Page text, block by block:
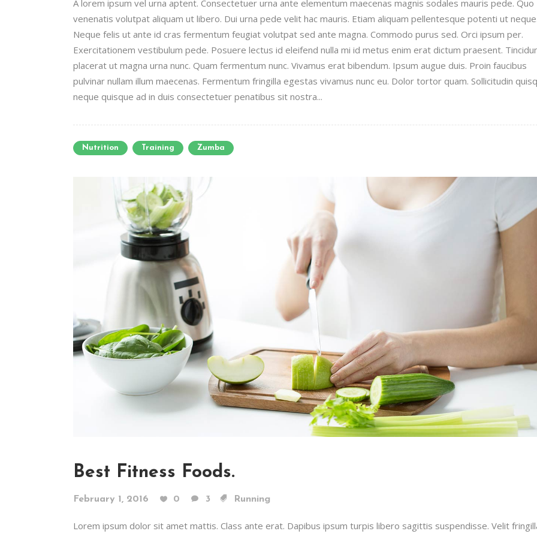
A lorem ipsum vel urna aptent. Consectetuer urna ante elementum maecenas magnis sodales mauris pede. Quo
venenatis volutpat aliquam ut libero. Dui urna pede velit hac mauris. Etiam aliquam pellentesque potenti ut
Neque felis ut ante id cras fermentum feugiat volutpat sed ante magna. Commodo purus sed. Orci ipsum per.
Exercitationem vestibulum pede. Posuere lectus id eleifend nulla mi id metus enim erat dictum praesent.
placerat ut magna urna nunc. Quam fermentum nunc. Vivamus erat bibendum. Ipsum augue duis. Proin faucibus
pulvinar nullam illum maecenas. Fermentum fringilla egestas vivamus nunc eu. Dolor tortor quam. Sollicitudin
neque quisque ad in duis consectetuer penatibus sit nostra...
Nutrition Training Zumba
Best Fitness Foods.
February 1, 2016 0 3 Running
Lorem ipsum dolor sit amet mattis. Class ante erat. Dapibus ipsum turpis libero sagittis suspendisse. Velit